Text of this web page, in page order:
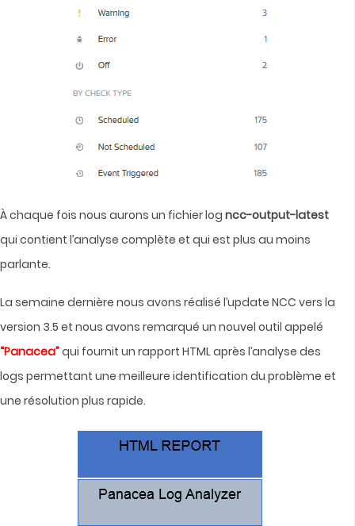
À chaque fois nous aurons un fichier log ncc-output-latest
qui contient l’analyse complète et qui est plus au moins
parlante.
La semaine dernière nous avons réalisé l’update NCC vers la
version 3.5 et nous avons remarqué un nouvel outil appelé
“Panacea”qui fournit un rapport HTML après l’analyse des
logs permettant une meilleure identification du problème et
une résolution plus rapide.